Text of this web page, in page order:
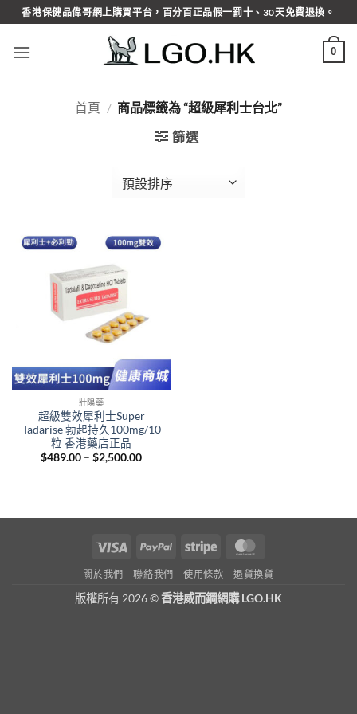
Skip
to
content
香港保健品偉哥網上購買平台，百分百正品假一罰十、30天免費退換。
0
首頁 / 商品標籤為 “超級犀利士台北”
篩選
壯陽藥
超級雙效犀利士Super
Tadarise 勃起持久100mg/10
粒 香港藥店正品
$489.00 – $2,500.00Price
Visa PayPal Stripe
關於我們 聯絡我們 使用條款 退貨換貨
版權所有 2026 ©香港威而鋼網購 LGO.HK